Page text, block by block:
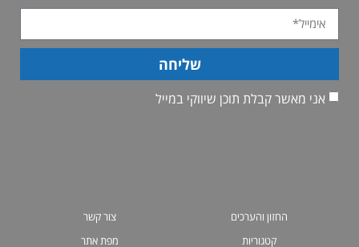
אני מאשר קבלת תוכן שיווקי במייל
שליחה
החזון והערכים
קטגוריות
צור קשר
מפת אתר